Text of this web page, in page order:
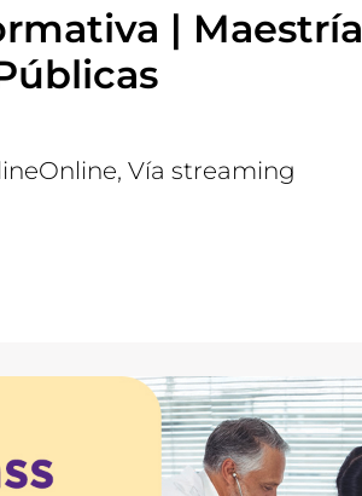
| Maestría
Online, Vía streaming